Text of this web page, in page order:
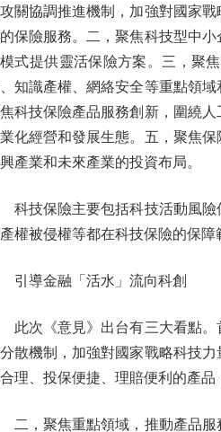
關協調推進機制，加強對國家
保險服務。二，聚焦科技型中
式提供靈活保險方案。三，聚
知識產權、網絡安全等重點領
科技保險產品服務創新，圍繞
化經營和發展生態。五，聚焦
產業和未來產業的投資布局。
技保險主要包括科技活動風險
權被侵權等都在科技保險的保障
導金融「活水」流向科創
次《意見》出台有三大看點。
散機制，加強對國家戰略科技
理、投保便捷、理賠便利的產品
，聚焦重點領域，推動產品服